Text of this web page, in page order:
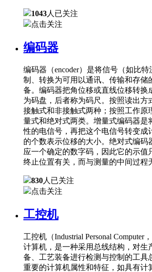
1043人已关注
点击关注
编码器
编码器（encoder）是将信号（如比
制、转换为可用以通讯、传输和存储
备。编码器把角位移或直线位移转换
为码盘，后者称为码尺。按照读出方
接触式和非接触式两种；按照工作原
量式和绝对式两类。增量式编码器是
性的电信号，再把这个电信号转变成
的个数表示位移的大小。绝对式编码
应一个确定的数字码，因此它的示值
终止位置有关，而与测量的中间过程
830人已关注
点击关注
工控机
工控机（Industrial Personal Computer
计算机，是一种采用总线结构，对生
备、工艺装备进行检测与控制的工具
重要的计算机属性和特征，如具有计